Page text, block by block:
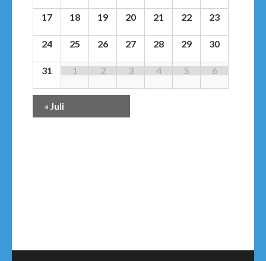
17 18 19 20 21 22 23
24 25 26 27 28 29 30
31 1 2 3 4 5 6
«Juli